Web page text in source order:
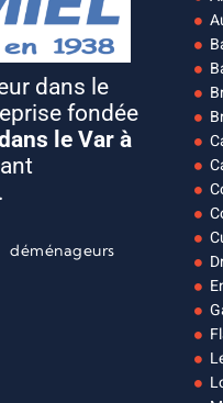
dans le
fondée
le Var à
déménageurs